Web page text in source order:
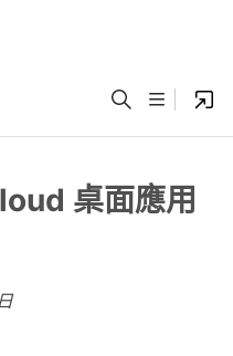
桌面應用